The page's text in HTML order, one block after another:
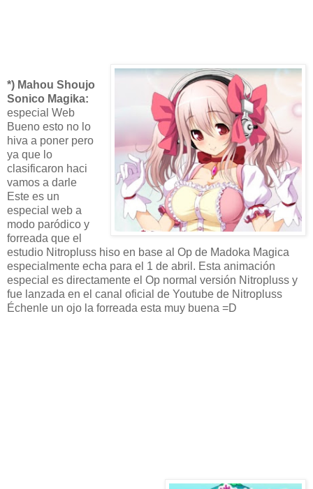
*) Mahou Shoujo
Sonico Magika:
especial Web
Bueno esto no lo
hiva a poner pero
ya que lo
clasificaron haci
vamos a darle
Este es un
especial web a
modo paródico y
forreada que el
estudio Nitropluss hiso en base al Op de Madoka Magica
especialmente echa para el 1 de abril. Esta animación
especial es directamente el Op normal versión Nitropluss y
fue lanzada en el canal oficial de Youtube de Nitropluss
Échenle un ojo la forreada esta muy buena =D